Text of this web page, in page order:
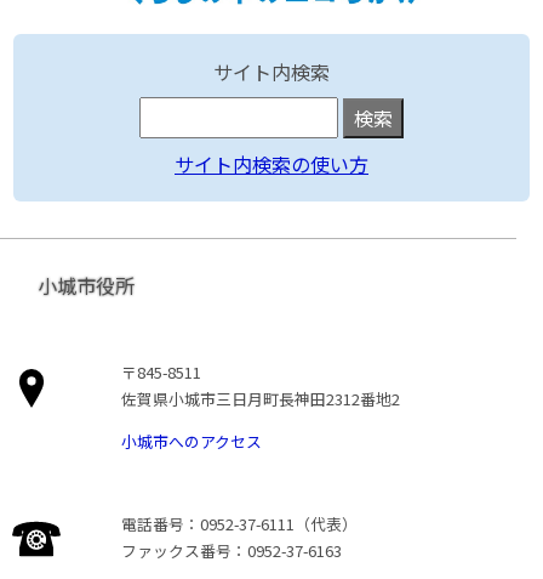
サイト内検索
サイト内検索の使い方
小城市役所
〒845-8511
佐賀県小城市三日月町長神田2312番地2
小城市へのアクセス
電話番号：0952-37-6111（代表）
ファックス番号：0952-37-6163